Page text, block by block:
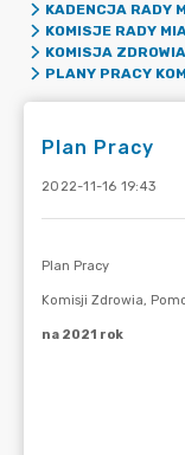
KADENCJA RADY
KOMISJE RADY
KOMISJA
PLANY PRACY
Plan Pracy
2022-11-16 19:43